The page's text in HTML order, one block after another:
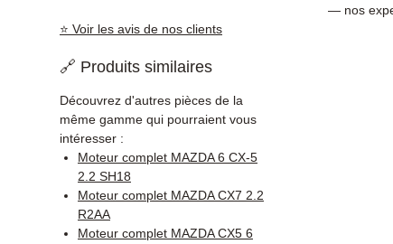
⭐ Voir les avis de nos clients
— nos
🔗 Produits similaires
Découvrez d'autres pièces de la
même gamme qui pourraient vous
intéresser :
Moteur complet MAZDA 6 CX-5
2.2 SH18
Moteur complet MAZDA CX7 2.2
R2AA
Moteur complet MAZDA CX5 6